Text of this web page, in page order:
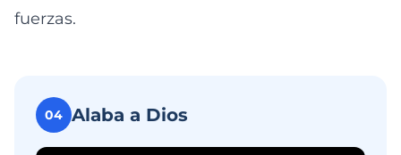
fuerzas.
04 Alaba a Dios